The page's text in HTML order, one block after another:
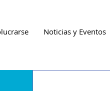
Noticias y Eventos